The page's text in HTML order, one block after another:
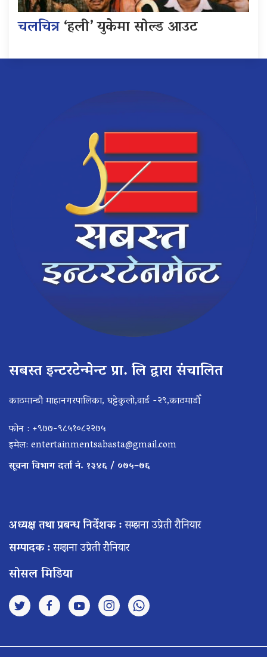
चलचित्र‘हली’ युकेमा सोल्ड आउट
सबस्त इन्टरटेन्मेन्ट प्रा. लि द्वारा संचालित
काठमान्डौ माहानगरपालिका, घट्टेकुलो,वार्ड -२९,काठमाडौँ
फोन : +९७७-९८५१०८२२७५
इमेल: entertainmentsabasta@gmail.com
सूचना विभाग दर्ता नं. १३४६ / ०७५–७६
अध्यक्ष तथा प्रबन्ध निर्देशक :सम्झना उप्रेती रौनियार
सम्पादक :सम्झना उप्रेती रौनियार
सोसल मिडिया